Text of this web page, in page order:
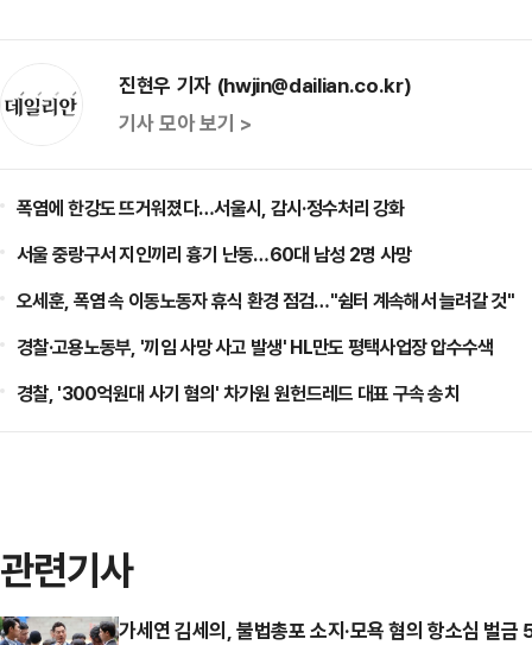
진현우 기자 (hwjin@dailian.co.kr)
기사 모아 보기 >
폭염에 한강도 뜨거워졌다…서울시, 감시·정수처리 강화
서울 중랑구서 지인끼리 흉기 난동…60대 남성 2명 사망
오세훈, 폭염 속 이동노동자 휴식 환경 점검…"쉼터 계속해서 늘려갈 것"
경찰·고용노동부, '끼임 사망 사고 발생' HL만도 평택사업장 압수수색
경찰, '300억원대 사기 혐의' 차가원 원헌드레드 대표 구속 송치
관련기사
가세연 김세의, 불법총포 소지·모욕 혐의 항소심 벌